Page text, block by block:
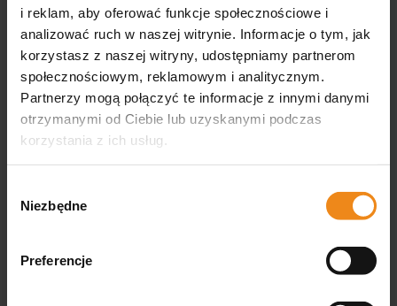
i reklam, aby oferować funkcje społecznościowe i
analizować ruch w naszej witrynie. Informacje o tym, jak
korzystasz z naszej witryny, udostępniamy partnerom
społecznościowym, reklamowym i analitycznym.
Partnerzy mogą połączyć te informacje z innymi danymi
otrzymanymi od Ciebie lub uzyskanymi podczas
korzystania z ich usług.
zgody
Niezbędne
Preferencje